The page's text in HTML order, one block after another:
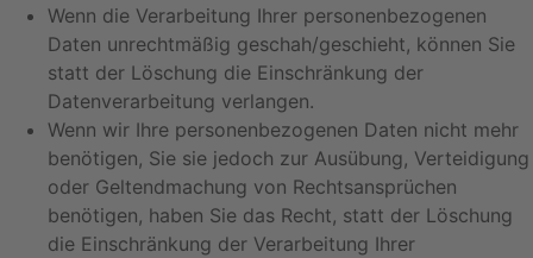
Wenn die Verarbeitung Ihrer personenbezogenen
Daten unrechtmäßig geschah/geschieht, können Sie
statt der Löschung die Einschränkung der
Datenverarbeitung verlangen.
Wenn wir Ihre personenbezogenen Daten nicht mehr
benötigen, Sie sie jedoch zur Ausübung, Verteidigung
oder Geltendmachung von Rechtsansprüchen
benötigen, haben Sie das Recht, statt der Löschung
die Einschränkung der Verarbeitung Ihrer